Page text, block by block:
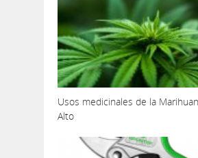
Usos medicinales de la
Alto